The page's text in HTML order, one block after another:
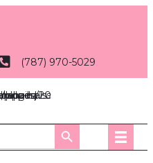
(787) 970-5029
Botón
de